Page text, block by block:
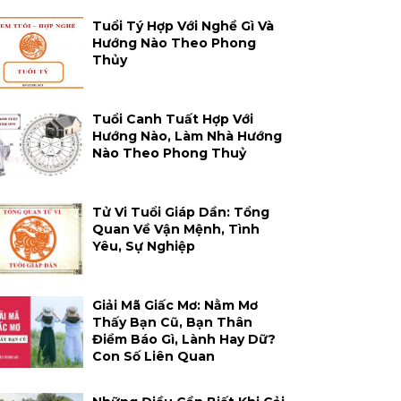
Tuổi Tý Hợp Với Nghề Gì Và
Hướng Nào Theo Phong
Thủy
Tuổi Canh Tuất Hợp Với
Hướng Nào, Làm Nhà Hướng
Nào Theo Phong Thuỷ
Tử Vi Tuổi Giáp Dần: Tổng
Quan Về Vận Mệnh, Tình
Yêu, Sự Nghiệp
Giải Mã Giấc Mơ: Nằm Mơ
Thấy Bạn Cũ, Bạn Thân
Điềm Báo Gì, Lành Hay Dữ?
Con Số Liên Quan